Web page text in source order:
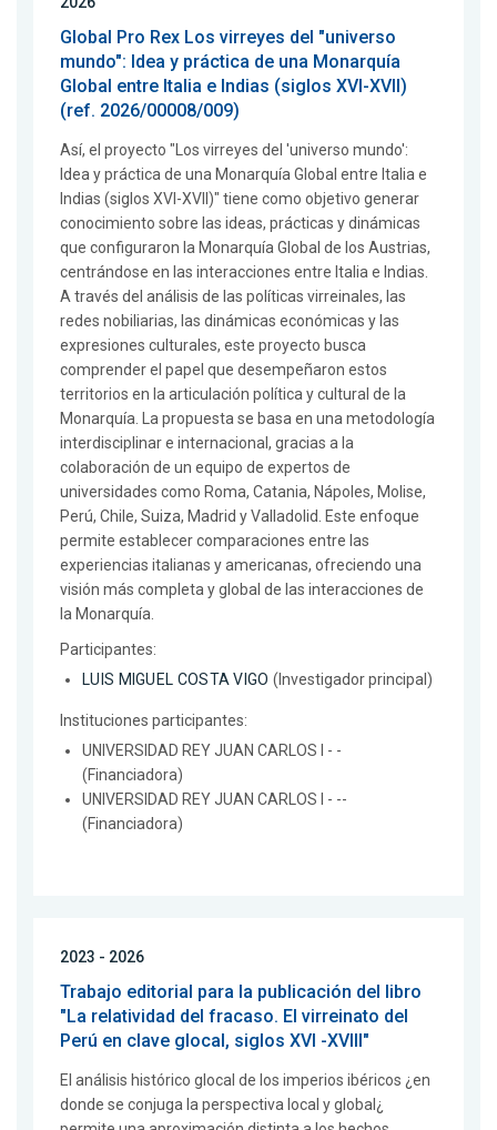
Global Pro Rex Los virreyes del "universo
mundo": Idea y práctica de una Monarquía
Global entre Italia e Indias (siglos XVI-XVII)
(ref. 2026/00008/009)
Así, el proyecto "Los virreyes del 'universo mundo':
Idea y práctica de una Monarquía Global entre Italia e
Indias (siglos XVI-XVII)" tiene como objetivo generar
conocimiento sobre las ideas, prácticas y dinámicas
que configuraron la Monarquía Global de los Austrias,
centrándose en las interacciones entre Italia e Indias.
A través del análisis de las políticas virreinales, las
redes nobiliarias, las dinámicas económicas y las
expresiones culturales, este proyecto busca
comprender el papel que desempeñaron estos
territorios en la articulación política y cultural de la
Monarquía. La propuesta se basa en una metodología
interdisciplinar e internacional, gracias a la
colaboración de un equipo de expertos de
universidades como Roma, Catania, Nápoles, Molise,
Perú, Chile, Suiza, Madrid y Valladolid. Este enfoque
permite establecer comparaciones entre las
experiencias italianas y americanas, ofreciendo una
visión más completa y global de las interacciones de
la Monarquía.
Participantes:
LUIS MIGUEL COSTA VIGO (Investigador principal)
Instituciones participantes:
UNIVERSIDAD REY JUAN CARLOS I - -
(Financiadora)
UNIVERSIDAD REY JUAN CARLOS I - --
(Financiadora)
2023 - 2026
Trabajo editorial para la publicación del libro
"La relatividad del fracaso. El virreinato del
Perú en clave glocal, siglos XVI -XVIII"
El análisis histórico glocal de los imperios ibéricos ¿en
donde se conjuga la perspectiva local y global¿